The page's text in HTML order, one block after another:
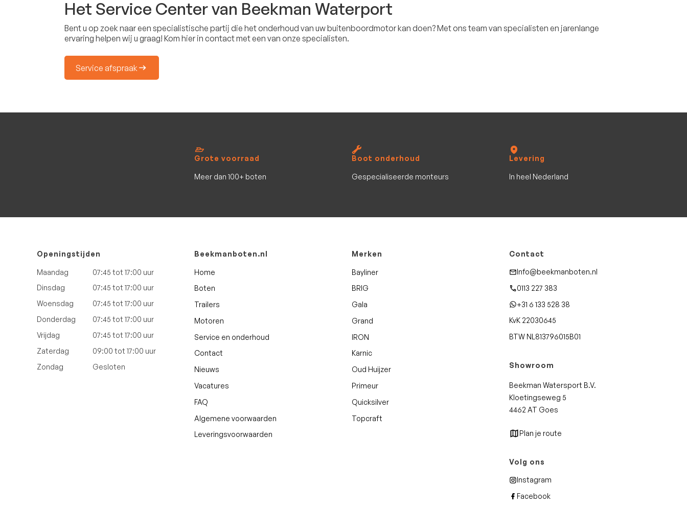
Het Service Center van Beekman Waterport
Bent u op zoek naar een specialistische partij die het onderhoud van uw buitenboordmotor kan doen? Met ons team van specialisten en jarenlange
ervaring helpen wij u graag! Kom hier in contact met een van onze specialisten.
Service afspraak
Grote voorraad
Meer dan 100+ boten
Boot onderhoud
Gespecialiseerde monteurs
Levering
In heel Nederland
Openingstijden
Maandag
07:45 tot 17:00 uur
Dinsdag
07:45 tot 17:00 uur
Woensdag
07:45 tot 17:00 uur
Donderdag
07:45 tot 17:00 uur
Vrijdag
07:45 tot 17:00 uur
Zaterdag
09:00 tot 17:00 uur
Zondag
Gesloten
Beekmanboten.nl
Home
Boten
Trailers
Motoren
Service en onderhoud
Contact
Nieuws
Vacatures
FAQ
Algemene voorwaarden
Leveringsvoorwaarden
Merken
Bayliner
BRIG
Gala
Grand
IRON
Karnic
Oud Huijzer
Primeur
Quicksilver
Topcraft
Contact
Info@beekmanboten.nl
0113 227 383
+31 6 133 528 38
KvK 22030645
BTW NL813796015B01
Showroom
Beekman Watersport B.V.
Kloetingseweg 5
4462 AT Goes
Plan je route
Volg ons
Instagram
Facebook